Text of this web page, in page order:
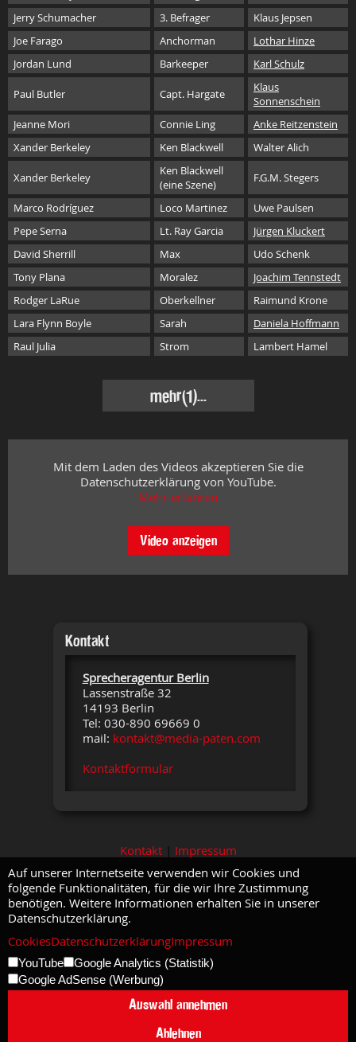
Jerry Schumacher
3. Befrager
Klaus Jepsen
Joe Farago
Anchorman
Lothar Hinze
Jordan Lund
Barkeeper Karl Schulz
Paul Butler Capt. Hargate
Klaus
Sonnenschein
Jeanne Mori
Connie Ling
Anke Reitzenstein
Xander Berkeley
Ken Blackwell Walter Alich
Xander Berkeley
Ken Blackwell
(eine Szene)
F.G.M. Stegers
Marco Rodríguez Loco Martinez
Uwe Paulsen
Pepe Serna
Lt. Ray Garcia
Jürgen Kluckert
David Sherrill
Max
Udo Schenk
Tony Plana
Moralez
Joachim Tennstedt
Rodger LaRue
Oberkellner
Raimund Krone
Lara Flynn Boyle
Sarah
Daniela Hoffmann
Raul Julia
Strom Lambert Hamel
mehr(1)...
Mit dem Laden des Videos akzeptieren Sie die
Datenschutzerklärung von YouTube.
Mehr erfahren
Video anzeigen
Kontakt
Sprecheragentur Berlin
Lassenstraße 32
14193 Berlin
Tel: 030-890 69669 0
mail: kontakt@media-paten.com
Kontaktformular
Kontakt| Impressum
Auf unserer Internetseite verwenden wir Cookies und
folgende Funktionalitäten, für die wir Ihre Zustimmung
benötigen. Weitere Informationen erhalten Sie in unserer
Datenschutzerklärung.
CookiesDatenschutzerklärungImpressum
YouTube
Google Analytics (Statistik)
Google AdSense (Werbung)
Auswahl annehmen
Ablehnen